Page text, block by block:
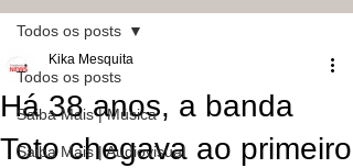
Todos os posts
Saiba Mais | Música
Saiba Mais | Audiovisual
Todos os posts
Há 38 anos, a banda
Toto chegava ao primeiro
Kika Mesquita